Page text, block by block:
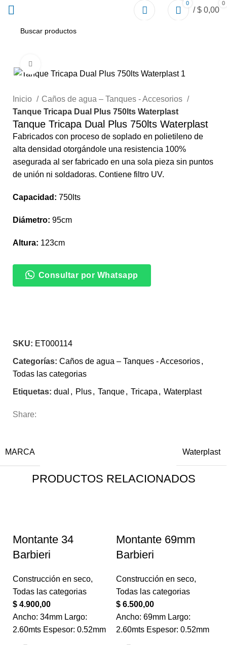
0 0
/ $ 0,00
Inicio
Caños de agua – Tanques - Accesorios
Tanque Tricapa Dual Plus 750lts Waterplast
Tanque Tricapa Dual Plus 750lts Waterplast
Fabricados con proceso de soplado en polietileno de
alta densidad otorgándole una resistencia 100%
asegurada al ser fabricado en una sola pieza sin puntos
de unión ni soldadoras. Contiene filtro UV.
Capacidad: 750lts
Diámetro: 95cm
Altura: 123cm
Consultar por Whatsapp
SKU: ET000114
Categorías: Caños de agua – Tanques - Accesorios,
Todas las categorias
Etiquetas: dual , Plus, Tanque, Tricapa , Waterplast
Share:
MARCA Waterplast
PRODUCTOS RELACIONADOS
Montante 34
Barbieri
Construcción en seco,
Todas las categorias
$ 4.900,00
Ancho: 34mm Largo:
2.60mts Espesor: 0.52mm
Montante 69mm
Barbieri
Construcción en seco,
Todas las categorias
$ 6.500,00
Ancho: 69mm Largo:
2.60mts Espesor: 0.52mm